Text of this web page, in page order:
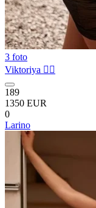
3 foto
Viktoriya ❤️‍🔥
189
1350 EUR
0
Larino